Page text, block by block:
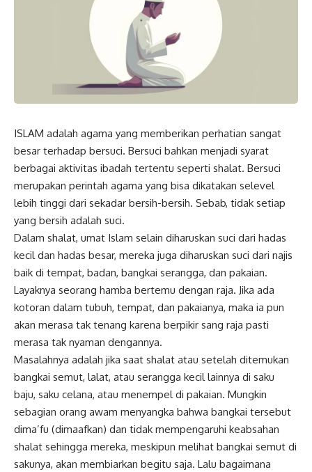
ISLAM adalah agama yang memberikan perhatian sangat
besar terhadap bersuci. Bersuci bahkan menjadi syarat
berbagai aktivitas ibadah tertentu seperti shalat. Bersuci
merupakan perintah agama yang bisa dikatakan selevel
lebih tinggi dari sekadar bersih-bersih. Sebab, tidak setiap
yang bersih adalah suci.
Dalam shalat, umat Islam selain diharuskan suci dari hadas
kecil dan hadas besar, mereka juga diharuskan suci dari najis
baik di tempat, badan, bangkai serangga, dan pakaian.
Layaknya seorang hamba bertemu dengan raja. Jika ada
kotoran dalam tubuh, tempat, dan pakaianya, maka ia pun
akan merasa tak tenang karena berpikir sang raja pasti
merasa tak nyaman dengannya.
Masalahnya adalah jika saat shalat atau setelah ditemukan
bangkai semut, lalat, atau serangga kecil lainnya di saku
baju, saku celana, atau menempel di pakaian. Mungkin
sebagian orang awam menyangka bahwa bangkai tersebut
dima’fu (dimaafkan) dan tidak mempengaruhi keabsahan
shalat sehingga mereka, meskipun melihat bangkai semut di
sakunya, akan membiarkan begitu saja. Lalu bagaimana